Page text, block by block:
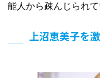
能人から疎んじられて
上沼恵美子を